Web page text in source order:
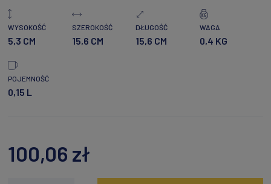
WYSOKOŚĆ
5,3 CM
SZEROKOŚĆ
15,6 CM
DŁUGOŚĆ
15,6 CM
WAGA
0,4 KG
POJEMNOŚĆ
0,15 L
100,06 zł